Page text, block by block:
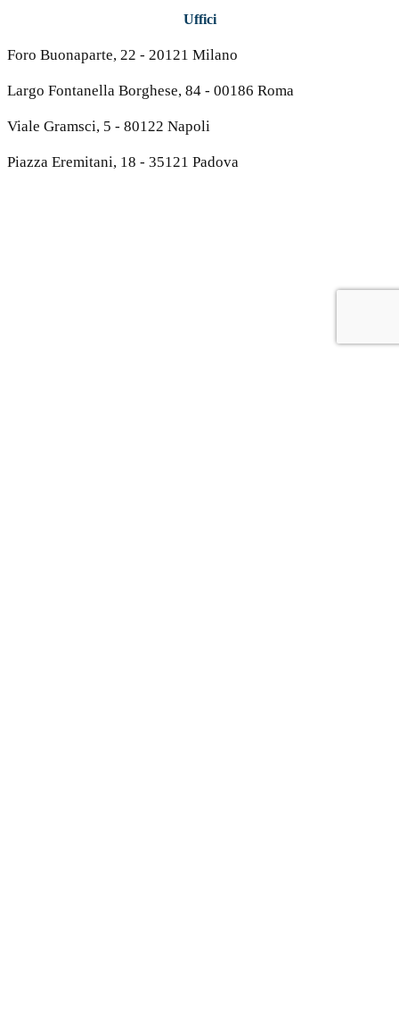
Uffici
Foro Buonaparte, 22 - 20121 Milano
Largo Fontanella Borghese, 84 - 00186 Roma
Viale Gramsci, 5 - 80122 Napoli
Piazza Eremitani, 18 - 35121 Padova